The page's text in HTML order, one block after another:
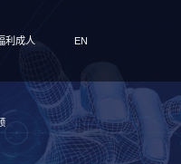
利成人 EN